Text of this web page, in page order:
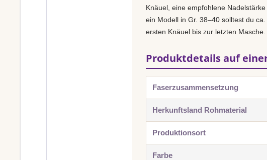
Knäuel, eine empfohlene Nadelstärke
ein Modell in Gr. 38–40 solltest du ca.
ersten Knäuel bis zur letzten Masche.
Produktdetails auf
Faserzusammensetzung
Herkunftsland Rohmaterial
Produktionsort
Farbe